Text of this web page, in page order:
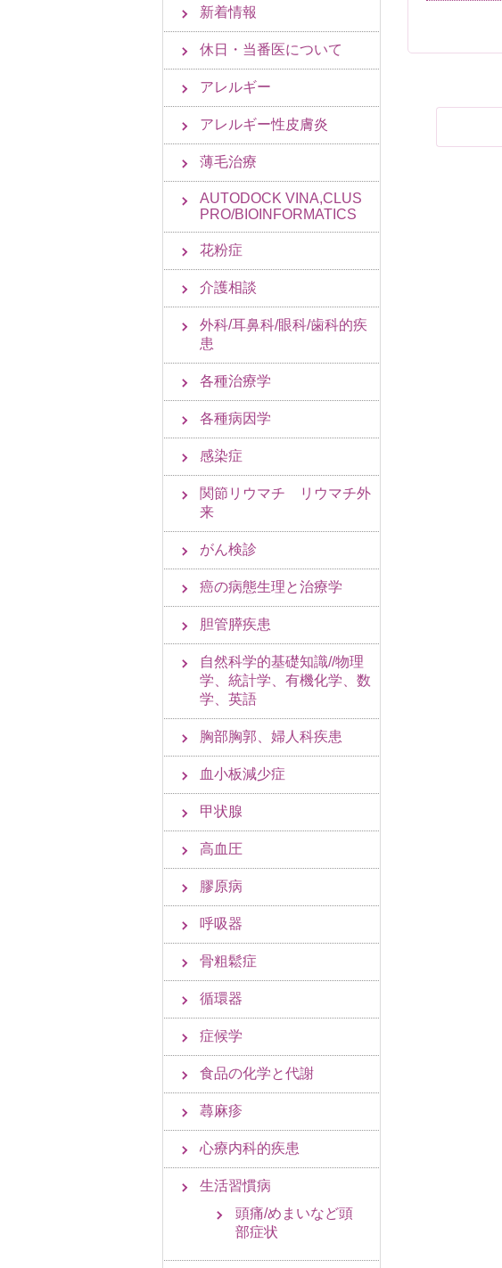
新着情報
休日・当番医について
アレルギー
アレルギー性皮膚炎
薄毛治療
AUTODOCK VINA,CLUS
PRO/BIOINFORMATICS
花粉症
介護相談
外科/耳鼻科/眼科/歯科的疾
患
各種治療学
各種病因学
感染症
関節リウマチ リウマチ外
来
がん検診
癌の病態生理と治療学
胆管膵疾患
自然科学的基礎知識//物理
学、統計学、有機化学、数
学、英語
胸部胸郭、婦人科疾患
血小板減少症
甲状腺
高血圧
膠原病
呼吸器
骨粗鬆症
循環器
症候学
食品の化学と代謝
蕁麻疹
心療内科的疾患
生活習慣病
頭痛/めまいなど頭
部症状